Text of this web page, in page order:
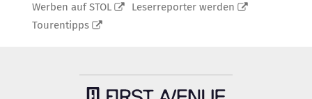
Werben auf STOL
Leserreporter werden
Tourentipps